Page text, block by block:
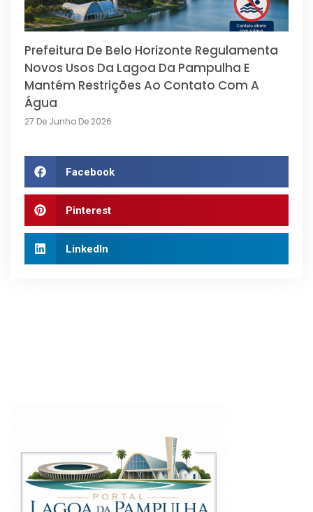
Prefeitura De Belo Horizonte Regulamenta
Novos Usos Da Lagoa Da Pampulha E
Mantém Restrições Ao Contato Com A
Água
27 De Junho De 2026
Facebook
Pinterest
LinkedIn